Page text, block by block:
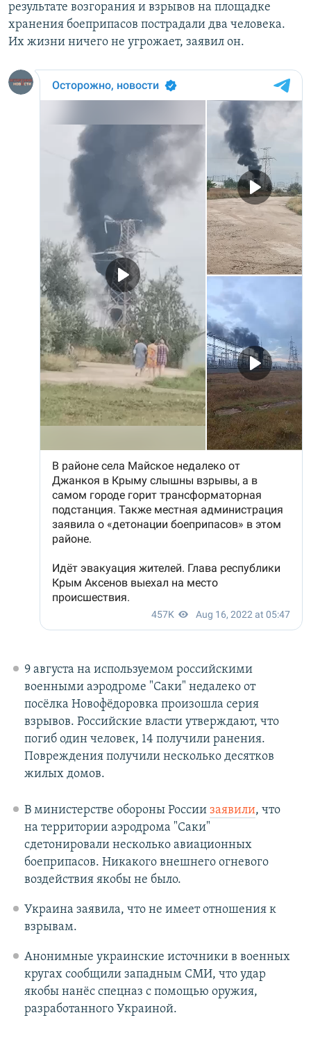
результате возгорания и взрывов на площадке
хранения боеприпасов пострадали два человека.
Их жизни ничего не угрожает, заявил он.
9 августа на используемом российскими
военными аэродроме "Саки" недалеко от
посёлка Новофёдоровка произошла серия
взрывов. Российские власти утверждают, что
погиб один человек, 14 получили ранения.
Повреждения получили несколько десятков
жилых домов.
В министерстве обороны России заявили, что
на территории аэродрома "Саки"
сдетонировали несколько авиационных
боеприпасов. Никакого внешнего огневого
воздействия якобы не было.
Украина заявила, что не имеет отношения к
взрывам.
Анонимные украинские источники в военных
кругах сообщили западным СМИ, что удар
якобы нанёс спецназ с помощью оружия,
разработанного Украиной.